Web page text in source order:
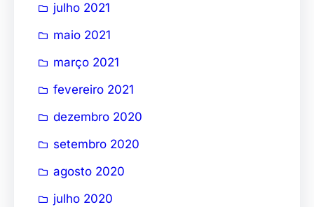
julho 2021
maio 2021
março 2021
fevereiro 2021
dezembro 2020
setembro 2020
agosto 2020
julho 2020